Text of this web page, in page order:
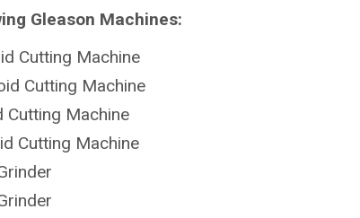
Gleason Machines:
Cutting Machine
Cutting Machine
Cutting Machine
Cutting Machine